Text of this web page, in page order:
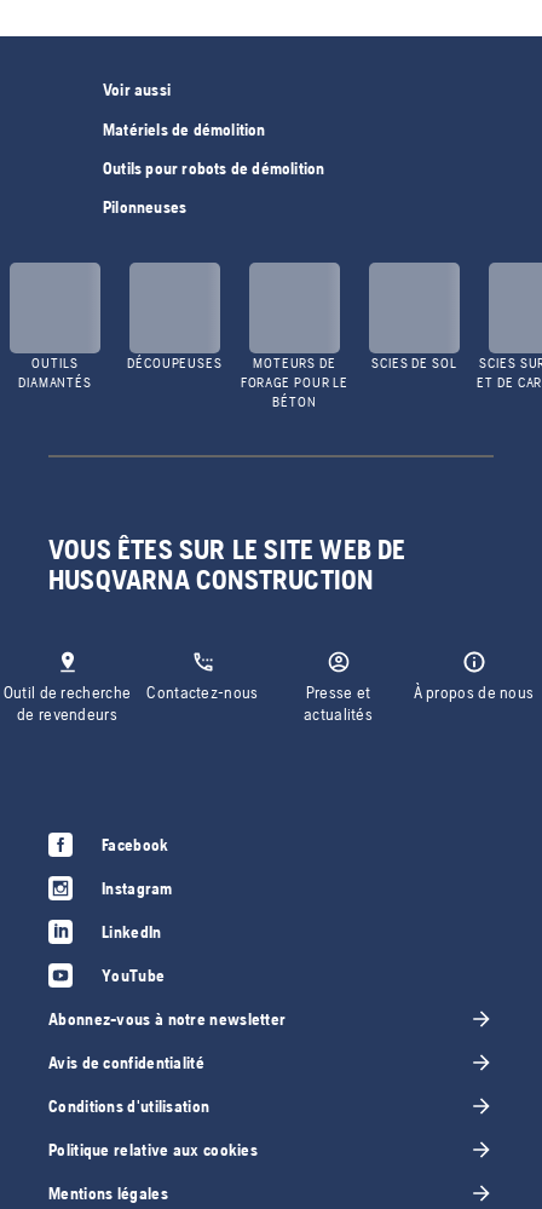
Voir aussi
Matériels de démolition
Outils pour robots de démolition
Pilonneuses
OUTILS
DIAMANTÉS
DÉCOUPEUSES
MOTEURS DE
FORAGE POUR LE
BÉTON
SCIES DE SOL
SCIES
ET DE
VOUS ÊTES SUR LE SITE WEB DE
HUSQVARNA CONSTRUCTION
Outil de recherche
de revendeurs
Contactez-nous
Presse et
actualités
À propos de nous
Facebook
Instagram
LinkedIn
YouTube
Abonnez-vous à notre newsletter
Avis de confidentialité
Conditions d'utilisation
Politique relative aux cookies
Mentions légales